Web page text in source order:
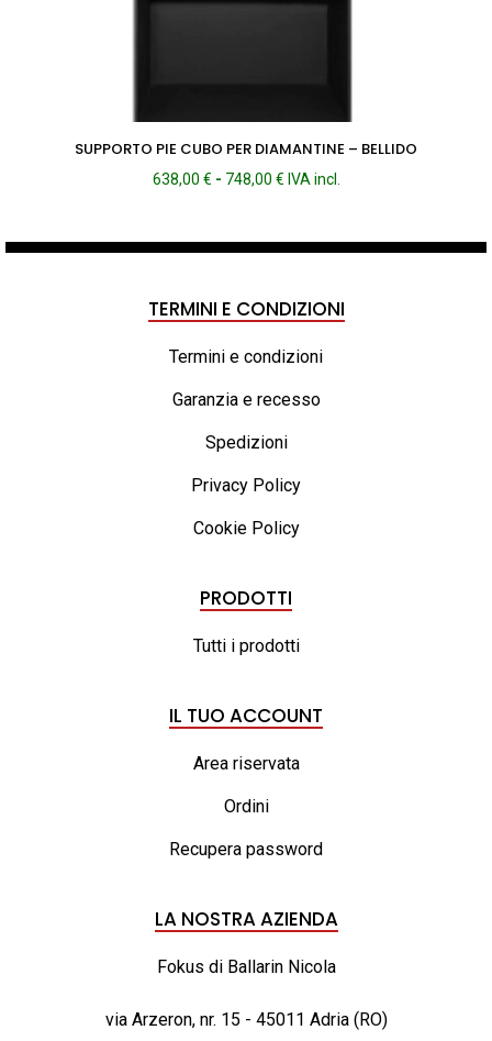
SUPPORTO PIE CUBO PER DIAMANTINE – BELLIDO
638,00 € - 748,00 €Fascia
da
748,00 €
IVA incl.
TERMINI E CONDIZIONI
Termini e condizioni
Garanzia e recesso
Spedizioni
Privacy Policy
Cookie Policy
PRODOTTI
Tutti i prodotti
IL TUO ACCOUNT
Area riservata
Ordini
Recupera password
LA NOSTRA AZIENDA
Fokus di Ballarin Nicola
via Arzeron, nr. 15 - 45011 Adria (RO)